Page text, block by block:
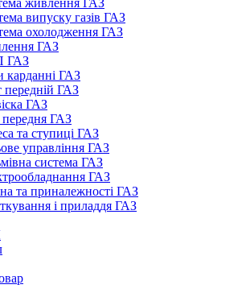
живлення ГАЗ
випуску газів ГАЗ
охолодження ГАЗ
ГАЗ
ГАЗ
карданні ГАЗ
передній ГАЗ
ГАЗ
передня ГАЗ
та ступиці ГАЗ
управління ГАЗ
система ГАЗ
ГАЗ
та приналежності ГАЗ
і приладдя ГАЗ